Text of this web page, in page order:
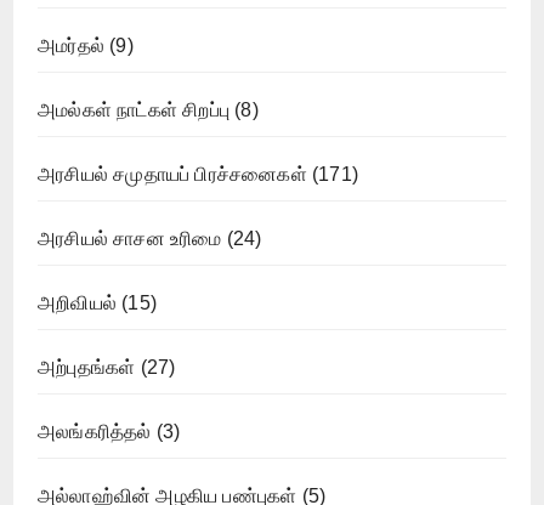
அமர்தல் (9)
அமல்கள் நாட்கள் சிறப்பு (8)
அரசியல் சமுதாயப் பிரச்சனைகள் (171)
அரசியல் சாசன உரிமை (24)
அறிவியல் (15)
அற்புதங்கள் (27)
அலங்கரித்தல் (3)
அல்லாஹ்வின் அழகிய பண்புகள் (5)